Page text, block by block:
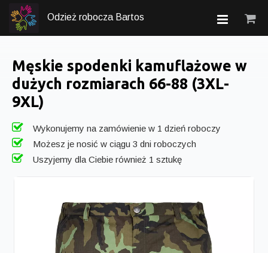
Odzież robocza Bartos
Męskie spodenki kamuflażowe w
dużych rozmiarach 66-88 (3XL-
9XL)
Wykonujemy na zamówienie w 1 dzień roboczy
Możesz je nosić w ciągu 3 dni roboczych
Uszyjemy dla Ciebie również 1 sztukę